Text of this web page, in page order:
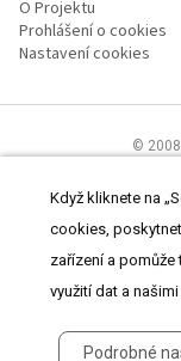
O Projektu
Prohlášení o cookies
Nastavení cookies
©
Čtěte
Když kliknete na
cookies,
zařízení a pomůže
využití dat a
Podrobné